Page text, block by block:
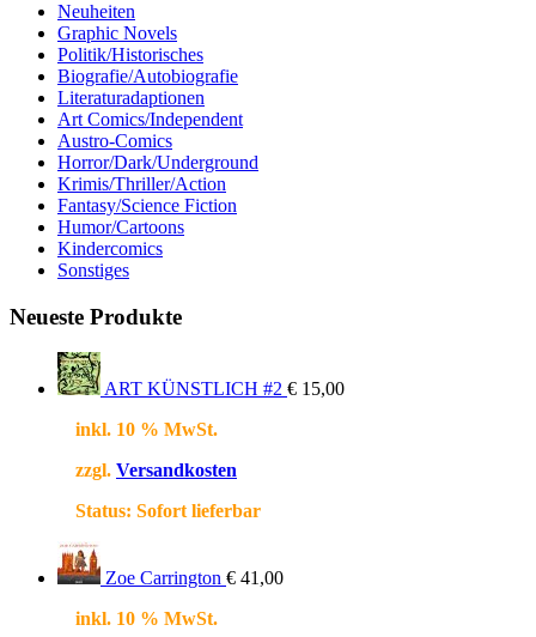
Neuheiten
Graphic Novels
Politik/Historisches
Biografie/Autobiografie
Literaturadaptionen
Art Comics/Independent
Austro-Comics
Horror/Dark/Underground
Krimis/Thriller/Action
Fantasy/Science Fiction
Humor/Cartoons
Kindercomics
Sonstiges
Neueste Produkte
ART KÜNSTLICH #2 € 15,00
inkl. 10 % MwSt.
zzgl. Versandkosten
Status: Sofort lieferbar
Zoe Carrington € 41,00
inkl. 10 % MwSt.